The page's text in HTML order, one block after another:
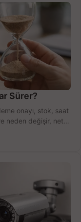
Sürer?
onayı, stok, saat
neden değişir, net